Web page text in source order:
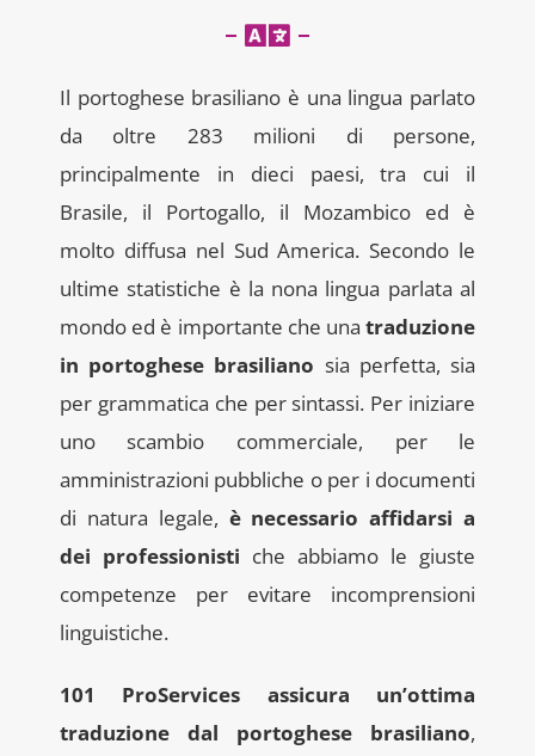
Il portoghese brasiliano è una lingua parlato
da oltre 283 milioni di persone,
principalmente in dieci paesi, tra cui il
Brasile, il Portogallo, il Mozambico ed è
molto diffusa nel Sud America. Secondo le
ultime statistiche è la nona lingua parlata al
mondo ed è importante che unatraduzione
in portoghese brasiliano sia perfetta, sia
per grammatica che per sintassi. Per iniziare
uno scambio commerciale, per le
amministrazioni pubbliche o per i documenti
di natura legale, è necessario affidarsi a
dei professionisti che abbiamo le giuste
competenze per evitare incomprensioni
linguistiche.
101 ProServices assicura un’ottima
traduzione dal portoghese brasiliano,